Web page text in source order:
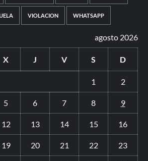
VIOLACION WHATSAPP
agosto 2026
X J V S D
1 2
5 6 7 8 9
12 13 14 15 16
19 20 21 22 23